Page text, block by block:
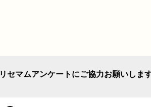
リセマムアンケートにご協力お願いしま